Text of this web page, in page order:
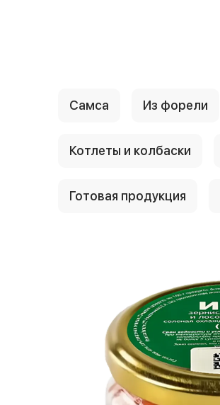
Самса Из форели
Котлеты и колбаски
Готовая продукция